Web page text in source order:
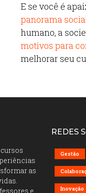
E se você é
panorama
humano, a
motivos para
melhorar seu
as
e
REDES
Gestão
Inovação